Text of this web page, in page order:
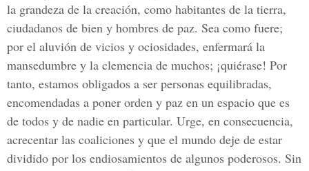
la grandeza de la creación, como habitantes de la tierra,
ciudadanos de bien y hombres de paz. Sea como fuere;
por el aluvión de vicios y ociosidades, enfermará la
mansedumbre y la clemencia de muchos; ¡quiérase! Por
tanto, estamos obligados a ser personas equilibradas,
encomendadas a poner orden y paz en un espacio que es
de todos y de nadie en particular. Urge, en consecuencia,
acrecentar las coaliciones y que el mundo deje de estar
dividido por los endiosamientos de algunos poderosos. Sin